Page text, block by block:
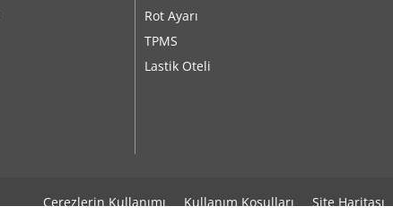
Rot Ayarı
TPMS
Lastik Oteli
Çerezlerin Kullanımı Kullanım Koşulları Site Haritası